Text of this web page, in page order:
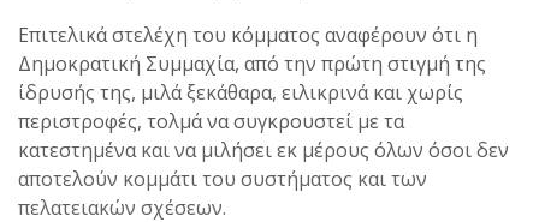
Επιτελικά στελέχη του κόμματος αναφέρουν ότι η
Δημοκρατική Συμμαχία, από την πρώτη στιγμή της
ίδρυσής της, μιλά ξεκάθαρα, ειλικρινά και χωρίς
περιστροφές, τολμά να συγκρουστεί με τα
κατεστημένα και να μιλήσει εκ μέρους όλων όσοι δεν
αποτελούν κομμάτι του συστήματος και των
πελατειακών σχέσεων.